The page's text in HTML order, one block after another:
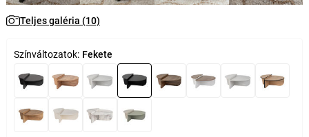
Teljes galéria (10)
Színváltozatok: Fekete